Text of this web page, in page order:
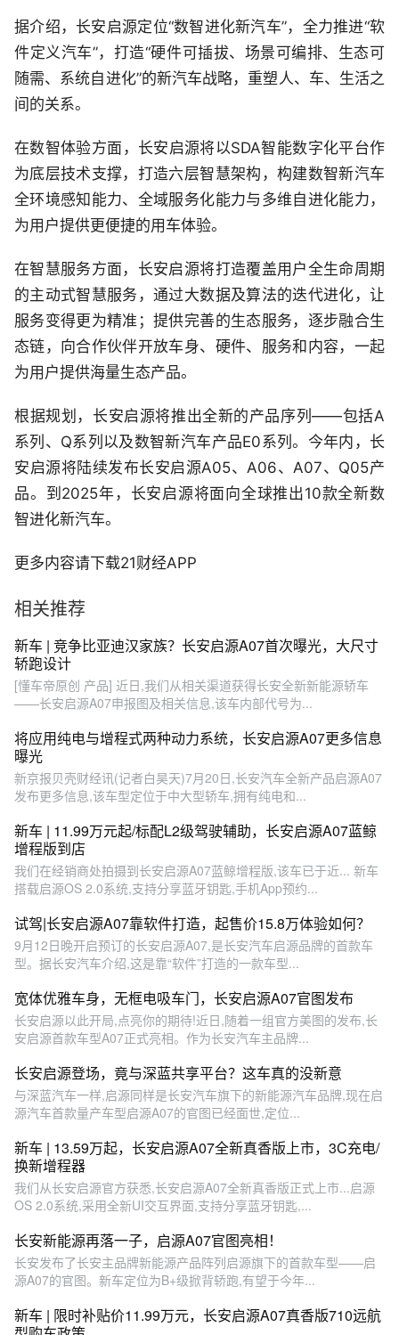
据介绍，长安启源定位“数智进化新汽车”，全力推进“软
件定义汽车”，打造“硬件可插拔、场景可编排、生态可
随需、系统自进化”的新汽车战略，重塑人、车、生活之
间的关系。
在数智体验方面，长安启源将以SDA智能数字化平台作
为底层技术支撑，打造六层智慧架构，构建数智新汽车
全环境感知能力、全域服务化能力与多维自进化能力，
为用户提供更便捷的用车体验。
在智慧服务方面，长安启源将打造覆盖用户全生命周期
的主动式智慧服务，通过大数据及算法的迭代进化，让
服务变得更为精准；提供完善的生态服务，逐步融合生
态链，向合作伙伴开放车身、硬件、服务和内容，一起
为用户提供海量生态产品。
根据规划，长安启源将推出全新的产品序列——包括A
系列、Q系列以及数智新汽车产品E0系列。今年内，长
安启源将陆续发布长安启源A05、A06、A07、Q05产
品。到2025年，长安启源将面向全球推出10款全新数
智进化新汽车。
更多内容请下载21财经APP
相关推荐
新车 | 竞争比亚迪汉家族？长安启源A07首次曝光，大尺寸
轿跑设计
[懂车帝原创 产品] 近日,我们从相关渠道获得长安全新新能源轿车
——长安启源A07申报图及相关信息,该车内部代号为...
将应用纯电与增程式两种动力系统，长安启源A07更多信息
曝光
新京报贝壳财经讯(记者白昊天)7月20日,长安汽车全新产品启源A07
发布更多信息,该车型定位于中大型轿车,拥有纯电和...
新车 | 11.99万元起/标配L2级驾驶辅助，长安启源A07蓝鲸
增程版到店
我们在经销商处拍摄到长安启源A07蓝鲸增程版,该车已于近... 新车
搭载启源OS 2.0系统,支持分享蓝牙钥匙,手机App预约...
试驾|长安启源A07靠软件打造，起售价15.8万体验如何？
9月12日晚开启预订的长安启源A07,是长安汽车启源品牌的首款车
型。据长安汽车介绍,这是靠“软件”打造的一款车型...
宽体优雅车身，无框电吸车门，长安启源A07官图发布
长安启源以此开局,点亮你的期待!近日,随着一组官方美图的发布,长
安启源首款车型A07正式亮相。作为长安汽车主品牌...
长安启源登场，竟与深蓝共享平台？这车真的没新意
与深蓝汽车一样,启源同样是长安汽车旗下的新能源汽车品牌,现在启
源汽车首款量产车型启源A07的官图已经面世,定位...
新车 | 13.59万起，长安启源A07全新真香版上市，3C充电/
换新增程器
我们从长安启源官方获悉,长安启源A07全新真香版正式上市...启源
OS 2.0系统,采用全新UI交互界面,支持分享蓝牙钥匙,...
长安新能源再落一子，启源A07官图亮相！
长安发布了长安主品牌新能源产品阵列启源旗下的首款车型——启
源A07的官图。新车定位为B+级掀背轿跑,有望于今年...
新车 | 限时补贴价11.99万元，长安启源A07真香版710远航